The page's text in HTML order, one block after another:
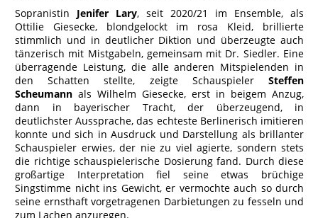
Sopranistin Jenifer Lary, seit 2020/21 im Ensemble, als
Ottilie Giesecke, blondgelockt im rosa Kleid, brillierte
stimmlich und in deutlicher Diktion und überzeugte auch
tänzerisch mit Mistgabeln, gemeinsam mit Dr. Siedler. Eine
überragende Leistung, die alle anderen Mitspielenden in
den Schatten stellte, zeigte Schauspieler Steffen
Scheumann als Wilhelm Giesecke, erst in beigem Anzug,
dann in bayerischer Tracht, der überzeugend, in
deutlichster Aussprache, das echteste Berlinerisch imitieren
konnte und sich in Ausdruck und Darstellung als brillanter
Schauspieler erwies, der nie zu viel agierte, sondern stets
die richtige schauspielerische Dosierung fand. Durch diese
großartige Interpretation fiel seine etwas brüchige
Singstimme nicht ins Gewicht, er vermochte auch so durch
seine ernsthaft vorgetragenen Darbietungen zu fesseln und
zum Lachen anzuregen.